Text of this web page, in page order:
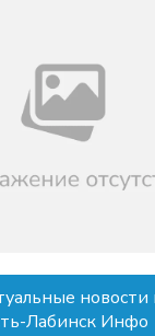
новости
Лабинск Инфо